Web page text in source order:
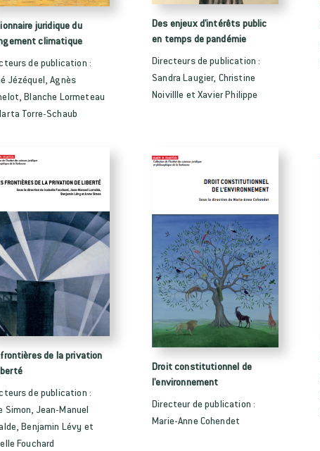
juridique du
climatique
de publication :
Jézéquel, Agnès
Blanche Lormeteau
Torre-Schaub
Des enjeux d'intérêts public
en temps de pandémie
Directeurs de publication :
Sandra Laugier, Christine
Noivillle et Xavier Philippe
de la privation
de publication :
Simon, Jean-Manuel
Benjamin Lévy et
Fouchard
Droit constitutionnel de
l'environnement
Directeur de publication :
Marie-Anne Cohendet